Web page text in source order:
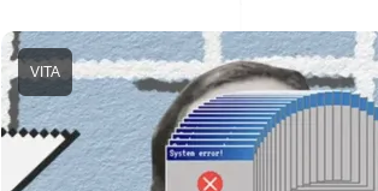
VITA